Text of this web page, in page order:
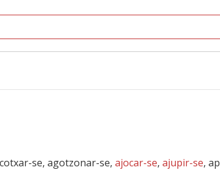
se, agotzonar-se, ajocar-se, ajupir-se,